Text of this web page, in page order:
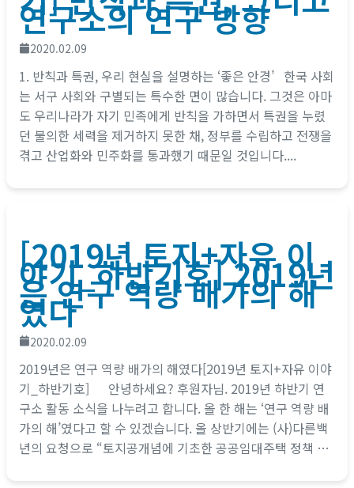
연구소의 연구 방향
2020.02.09
1. 반칙과 특권, 우리 현실을 설명하는 ‘좋은 안경’ 한국 사회
는 서구 사회와 구별되는 특수한 면이 많습니다. 그것은 아마
도 우리나라가 자기 민족에게 반칙을 가하면서 특권을 누렸
던 불의한 세력을 제거하지 못한 채, 정부를 수립하고 전쟁을
겪고 산업화와 민주화를 통과했기 때문일 것입니다....
[2019년 토지+자유 이
야기_하반기호] 2019년
은 연구 역량 배가의 해
였다
2020.02.09
2019년은 연구 역량 배가의 해였다[2019년 토지+자유 이야
기_하반기호] 안녕하세요? 후원자님. 2019년 하반기 연
구소 활동 소식을 나누려고 합니다. 올 한 해는 ‘연구 역량 배
가의 해’였다고 할 수 있겠습니다. 올 상반기에는 (사)다른백
년의 요청으로 “토지공개념에 기초한 공공임대주택 정책 구